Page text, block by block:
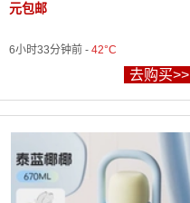
元包邮
6小时33分钟前 - 42°C
去购买>>